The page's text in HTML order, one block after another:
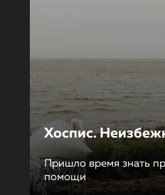
Хоспис.
Пришло время знать
помощи